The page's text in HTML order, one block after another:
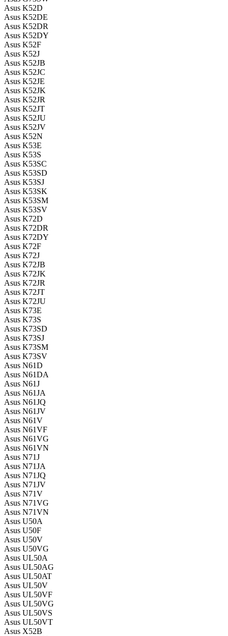
Asus K52D
Asus K52DE
Asus K52DR
Asus K52DY
Asus K52F
Asus K52J
Asus K52JB
Asus K52JC
Asus K52JE
Asus K52JK
Asus K52JR
Asus K52JT
Asus K52JU
Asus K52JV
Asus K52N
Asus K53E
Asus K53S
Asus K53SC
Asus K53SD
Asus K53SJ
Asus K53SK
Asus K53SM
Asus K53SV
Asus K72D
Asus K72DR
Asus K72DY
Asus K72F
Asus K72J
Asus K72JB
Asus K72JK
Asus K72JR
Asus K72JT
Asus K72JU
Asus K73E
Asus K73S
Asus K73SD
Asus K73SJ
Asus K73SM
Asus K73SV
Asus N61D
Asus N61DA
Asus N61J
Asus N61JA
Asus N61JQ
Asus N61JV
Asus N61V
Asus N61VF
Asus N61VG
Asus N61VN
Asus N71J
Asus N71JA
Asus N71JQ
Asus N71JV
Asus N71V
Asus N71VG
Asus N71VN
Asus U50A
Asus U50F
Asus U50V
Asus U50VG
Asus UL50A
Asus UL50AG
Asus UL50AT
Asus UL50V
Asus UL50VF
Asus UL50VG
Asus UL50VS
Asus UL50VT
Asus X52B